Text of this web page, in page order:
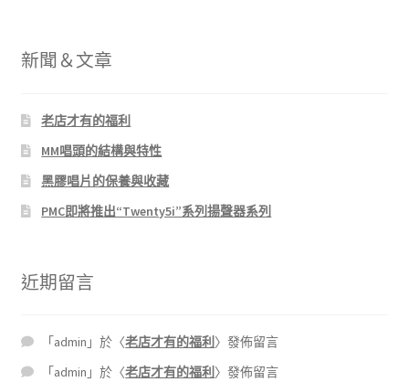
新聞＆文章
老店才有的福利
MM唱頭的結構與特性
黑膠唱片的保養與收藏
PMC即將推出“Twenty5i”系列揚聲器系列
近期留言
「admin 」於〈老店才有的福利 〉發佈留言
「admin 」於〈老店才有的福利 〉發佈留言